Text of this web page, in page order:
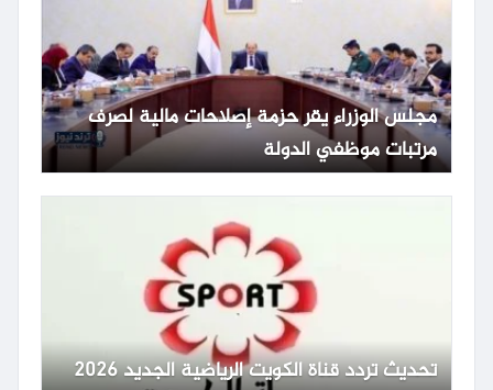
مجلس الوزراء يقر حزمة إصلاحات مالية لصرف
مرتبات موظفي الدولة
تحديث تردد قناة الكويت الرياضية الجديد 2026